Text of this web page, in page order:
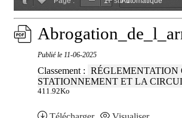
Publié le 11-06-2025
Classement : RÉGLEMENTATION
STATIONNEMENT ET LA
411.92Ko